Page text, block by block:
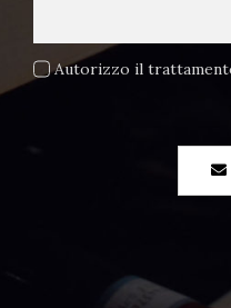
Autorizzo il